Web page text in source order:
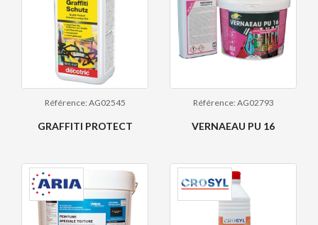
Référence: AG02545
GRAFFITI PROTECT
Référence: AG02793
VERNAEAU PU 16